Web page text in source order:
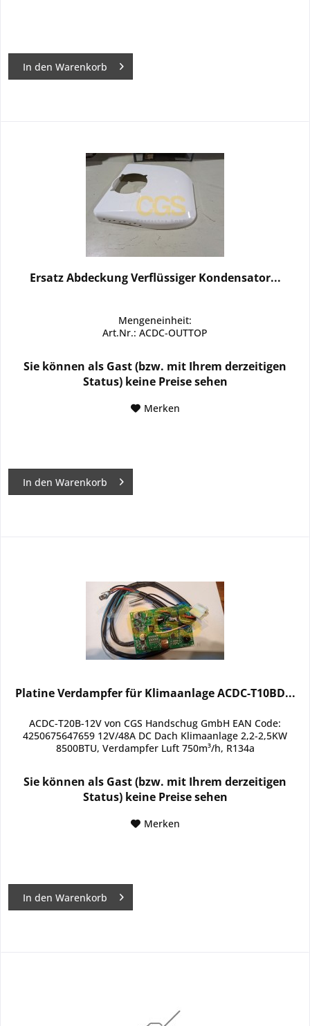
In den Warenkorb
Ersatz Abdeckung Verflüssiger Kondensator...
Mengeneinheit:
Art.Nr.: ACDC-OUTTOP
Sie können als Gast (bzw. mit Ihrem derzeitigen
Status) keine Preise sehen
Merken
In den Warenkorb
Platine Verdampfer für Klimaanlage ACDC-T10BD...
ACDC-T20B-12V von CGS Handschug GmbH EAN Code:
4250675647659 12V/48A DC Dach Klimaanlage 2,2-2,5KW
8500BTU, Verdampfer Luft 750m³/h, R134a
Sie können als Gast (bzw. mit Ihrem derzeitigen
Status) keine Preise sehen
Merken
In den Warenkorb